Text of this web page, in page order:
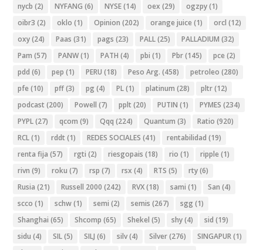
nycb (2) NYFANG (6) NYSE(14) oex (29) ogzpy(1)
oibr3 (2) oklo (1) Opinion (202) orange juice (1) orcl (12)
oxy(24) Paas (31) pags (23) PALL(25) PALLADIUM (32)
Pam (57) PANW(1) PATH (4) pbi (1) Pbr(145) pce (2)
pdd (6) pep (1) PERU (18) Peso Arg. (458) petroleo (280)
pfe (10) pff(3) pg (4) PL(1) platinum (28) pltr(12)
podcast (200) Powell (7) pplt (20) PUTIN (1) PYMES (234)
PYPL(27) qcom (9) Qqq (224) Quantum (3) Ratio (920)
RCL(1) rddt (1) REDES SOCIALES (41) rentabilidad (19)
renta fija (57) rgti (2) riesgopais (18) rio (1) ripple (1)
rivn (9) roku (7) rsp (7) rsx (4) RTS (5) rty(6)
Rusia (21) Russell 2000 (242) RVX(18) sami (1) San (4)
scco (1) schw(1) semi (2) semis (267) sgg (1)
Shanghai (65) Shcomp (65) Shekel (5) shy(4) sid (19)
sidu (4) SIL(5) SILJ (6) silv(4) Silver(276) SINGAPUR(1)